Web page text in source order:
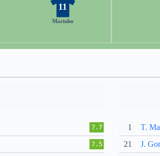
11
Marinho
7.7
7.5
1 T.
21 J.